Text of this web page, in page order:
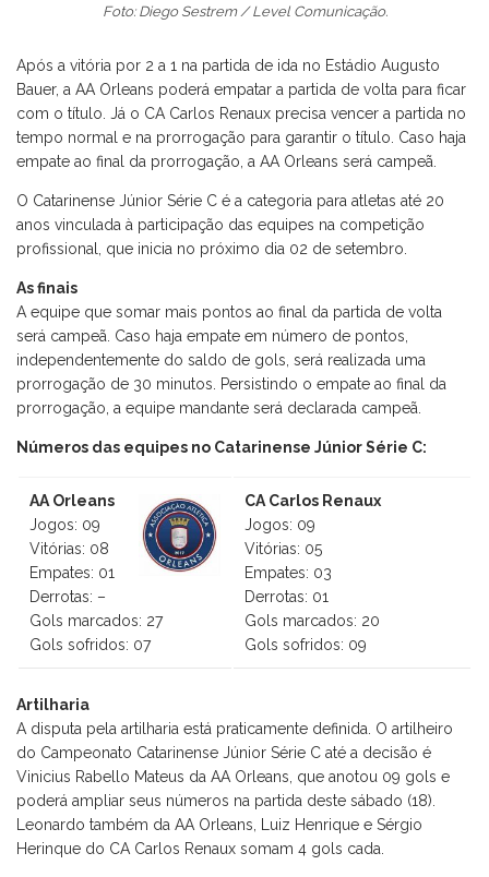
Foto: Diego Sestrem / Level Comunicação.
Após a vitória por 2 a 1 na partida de ida no Estádio Augusto
Bauer, a AA Orleans poderá empatar a partida de volta para ficar
com o título. Já o CA Carlos Renaux precisa vencer a partida no
tempo normal e na prorrogação para garantir o título. Caso haja
empate ao final da prorrogação, a AA Orleans será campeã.
O Catarinense Júnior Série C é a categoria para atletas até 20
anos vinculada à participação das equipes na competição
profissional, que inicia no próximo dia 02 de setembro.
As finais
A equipe que somar mais pontos ao final da partida de volta
será campeã. Caso haja empate em número de pontos,
independentemente do saldo de gols, será realizada uma
prorrogação de 30 minutos. Persistindo o empate ao final da
prorrogação, a equipe mandante será declarada campeã.
Números das equipes no Catarinense Júnior Série C:
AA Orleans
Jogos: 09
Vitórias: 08
Empates: 01
Derrotas: –
Gols marcados: 27
Gols sofridos: 07
CA Carlos Renaux
Jogos: 09
Vitórias: 05
Empates: 03
Derrotas: 01
Gols marcados: 20
Gols sofridos: 09
Artilharia
A disputa pela artilharia está praticamente definida. O artilheiro
do Campeonato Catarinense Júnior Série C até a decisão é
Vinicius Rabello Mateus da AA Orleans, que anotou 09 gols e
poderá ampliar seus números na partida deste sábado (18).
Leonardo também da AA Orleans, Luiz Henrique e Sérgio
Herinque do CA Carlos Renaux somam 4 gols cada.